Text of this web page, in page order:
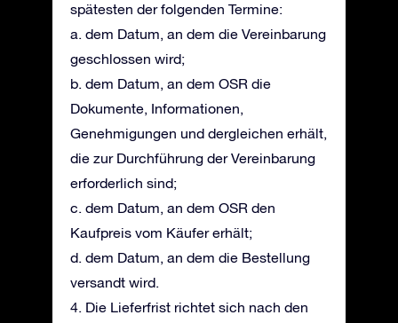
spätesten der folgenden Termine:
a. dem Datum, an dem die Vereinbarung
geschlossen wird;
b. dem Datum, an dem OSR die
Dokumente, Informationen,
Genehmigungen und dergleichen erhält,
die zur Durchführung der Vereinbarung
erforderlich sind;
c. dem Datum, an dem OSR den
Kaufpreis vom Käufer erhält;
d. dem Datum, an dem die Bestellung
versandt wird.
4. Die Lieferfrist richtet sich nach den